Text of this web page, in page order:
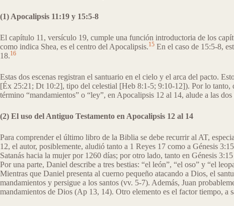
(1) Apocalipsis 11:19 y 15:5-8
El capítulo 11, versículo 19, cumple una función introductoria de los
como indica Shea, es el centro del Apocalipsis.15 En el caso de 15:5-8,
18.16
Estas dos escenas registran el santuario en el cielo y el arca del pacto.
[Éx 25:21; Dt 10:2], tipo del celestial [Heb 8:1-5; 9:10-12]). Por lo tanto,
término “mandamientos” o “ley”, en Apocalipsis 12 al 14, alude a las
(2) El uso del Antiguo Testamento en Apocalipsis 12 al 14
Para comprender el último libro de la Biblia se debe recurrir al AT,
12, el autor, posiblemente, aludió tanto a 1 Reyes 17 como a Génesis
Satanás hacia la mujer por 1260 días; por otro lado, tanto en Génesis
Por una parte, Daniel describe a tres bestias: “el león”, “el oso” y “el
Mientras que Daniel presenta al cuerno pequeño atacando a Dios, el
mandamientos y persigue a los santos (vv. 5-7). Además, Juan
mandamientos de Dios (Ap 13, 14). Otro elemento es el factor tiempo, a